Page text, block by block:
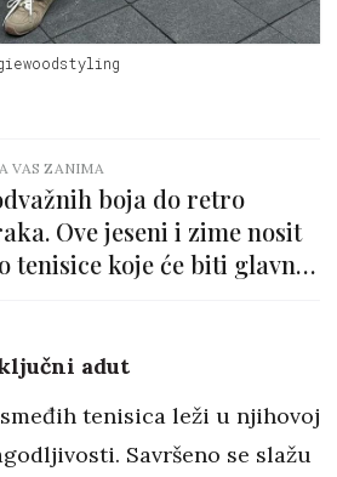
VAS ZANIMA
boja do retro
Ove jeseni i zime nosit
tenisice koje će biti glavne
adut
tenisica leži u njihovoj
Savršeno se slažu